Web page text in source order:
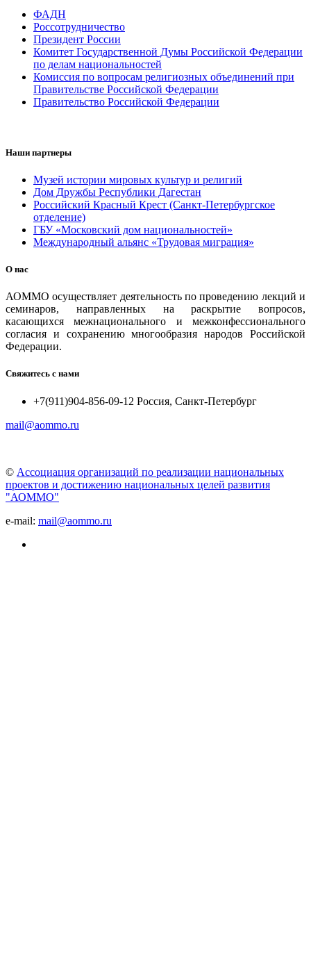
ФАДН
Россотрудничество
Президент России
Комитет Государственной Думы Российской Федерации
по делам национальностей
Комиссия по вопросам религиозных объединений при
Правительстве Российской Федерации
Правительство Российской Федерации
Наши партнеры
Музей истории мировых культур и религий
Дом Дружбы Республики Дагестан
Российский Красный Крест (Санкт-Петербургское
отделение)
ГБУ «Московский дом национальностей»
Международный альянс «Трудовая миграция»
О нас
АОММО осуществляет деятельность по проведению лекций и
семинаров, направленных на раскрытие вопросов,
касающихся межнационального и межконфессионального
согласия и сохранению многообразия народов Российской
Федерации.
Свяжитесь с нами
+7(911)904-856-09-12 Россия, Санкт-Петербург
mail@aommo.ru
© Ассоциация организаций по реализации национальных
проектов и достижению национальных целей развития
"АОММО"
e-mail: mail@aommo.ru